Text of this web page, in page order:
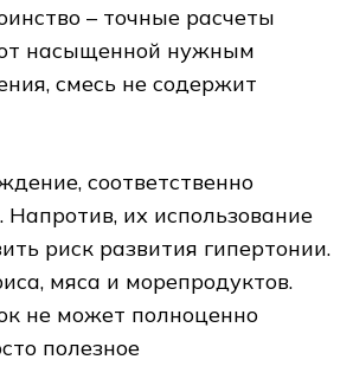
– точные расчеты
насыщенной нужным
смесь не содержит
соответственно
Напротив, их использование
риск развития гипертонии.
мяса и морепродуктов.
не может полноценно
полезное